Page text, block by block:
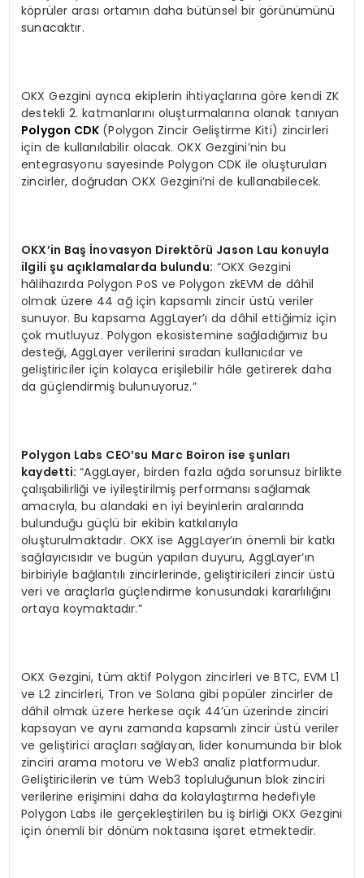
köprüler arası ortamın daha bütünsel bir görünümünü
sunacaktır.
OKX Gezgini ayrıca ekiplerin ihtiyaçlarına göre kendi ZK
destekli 2. katmanlarını oluşturmalarına olanak tanıyan
Polygon CDK (Polygon Zincir Geliştirme Kiti) zincirleri
için de kullanılabilir olacak. OKX Gezgini’nin bu
entegrasyonu sayesinde Polygon CDK ile oluşturulan
zincirler, doğrudan OKX Gezgini’ni de kullanabilecek.
OKX’in Baş İnovasyon Direktörü Jason Lau konuyla
ilgili şu açıklamalarda bulundu: “OKX Gezgini
hâlihazırda Polygon PoS ve Polygon zkEVM de dâhil
olmak üzere 44 ağ için kapsamlı zincir üstü veriler
sunuyor. Bu kapsama AggLayer’ı da dâhil ettiğimiz için
çok mutluyuz. Polygon ekosistemine sağladığımız bu
desteği, AggLayer verilerini sıradan kullanıcılar ve
geliştiriciler için kolayca erişilebilir hâle getirerek daha
da güçlendirmiş bulunuyoruz.”
Polygon Labs CEO’su Marc Boiron ise şunları
kaydetti:“AggLayer, birden fazla ağda sorunsuz birlikte
çalışabilirliği ve iyileştirilmiş performansı sağlamak
amacıyla, bu alandaki en iyi beyinlerin aralarında
bulunduğu güçlü bir ekibin katkılarıyla
oluşturulmaktadır. OKX ise AggLayer’ın önemli bir katkı
sağlayıcısıdır ve bugün yapılan duyuru, AggLayer’ın
birbiriyle bağlantılı zincirlerinde, geliştiricileri zincir üstü
veri ve araçlarla güçlendirme konusundaki kararlılığını
ortaya koymaktadır.”
OKX Gezgini, tüm aktif Polygon zincirleri ve BTC, EVM L1
ve L2 zincirleri, Tron ve Solana gibi popüler zincirler de
dâhil olmak üzere herkese açık 44’ün üzerinde zinciri
kapsayan ve aynı zamanda kapsamlı zincir üstü veriler
ve geliştirici araçları sağlayan, lider konumunda bir blok
zinciri arama motoru ve Web3 analiz platformudur.
Geliştiricilerin ve tüm Web3 topluluğunun blok zinciri
verilerine erişimini daha da kolaylaştırma hedefiyle
Polygon Labs ile gerçekleştirilen bu iş birliği OKX Gezgini
için önemli bir dönüm noktasına işaret etmektedir.